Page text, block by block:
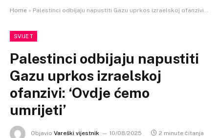
Home » Palestinci odbijaju napustiti Gazu uprkos izraelskoj ofanzivi: ‘Ovdje ćemo umrijeti’
SVIJET
Palestinci odbijaju napustiti
Gazu uprkos izraelskoj
ofanzivi: ‘Ovdje ćemo
umrijeti’
Objavio Vareški vijestnik 10/08/2025 2 minute čitanja